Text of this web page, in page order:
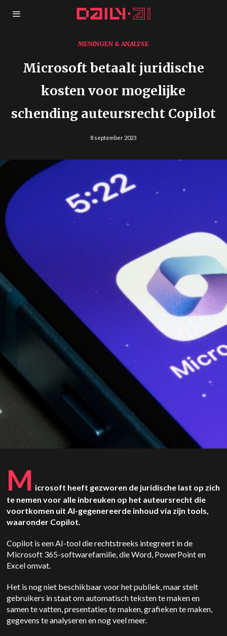
MENINGEN & ANALYSE
Microsoft betaalt juridische
kosten voor mogelijke
schending auteursrecht Copilot
8 september 2023
M icrosoft heeft gezworen de juridische last op zich
te nemen voor alle inbreuken op het auteursrecht die
voortkomen uit AI-gegenereerde inhoud via zijn tools,
waaronder Copilot.
Copilot is een AI-tool die rechtstreeks integreert in de
Microsoft 365-softwarefamilie, die Word, PowerPoint en
Excel omvat.
Het is nog niet beschikbaar voor het publiek, maar stelt
gebruikers in staat om automatisch teksten te maken en
samen te vatten, presentaties te maken, grafieken te maken,
gegevens te analyseren en nog veel meer.